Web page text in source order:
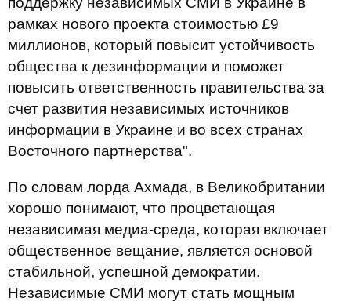
рамках нового проекта стоимостью £9
миллионов, который повысит устойчивость
общества к дезинформации и поможет
повысить ответственность правительства за
счет развития независимых источников
информации в Украине и во всех странах
Восточного партнерства".
По словам лорда Ахмада, в Великобритании
хорошо понимают, что процветающая
независимая медиа-среда, которая включает
общественное вещание, является основой
стабильной, успешной демократии.
Независимые СМИ могут стать мощным